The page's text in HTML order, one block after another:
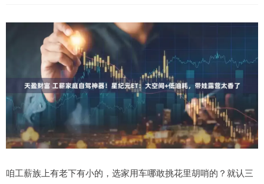
咱工薪族上有老下有小的，选家用车哪敢挑花里胡哨的？就认三